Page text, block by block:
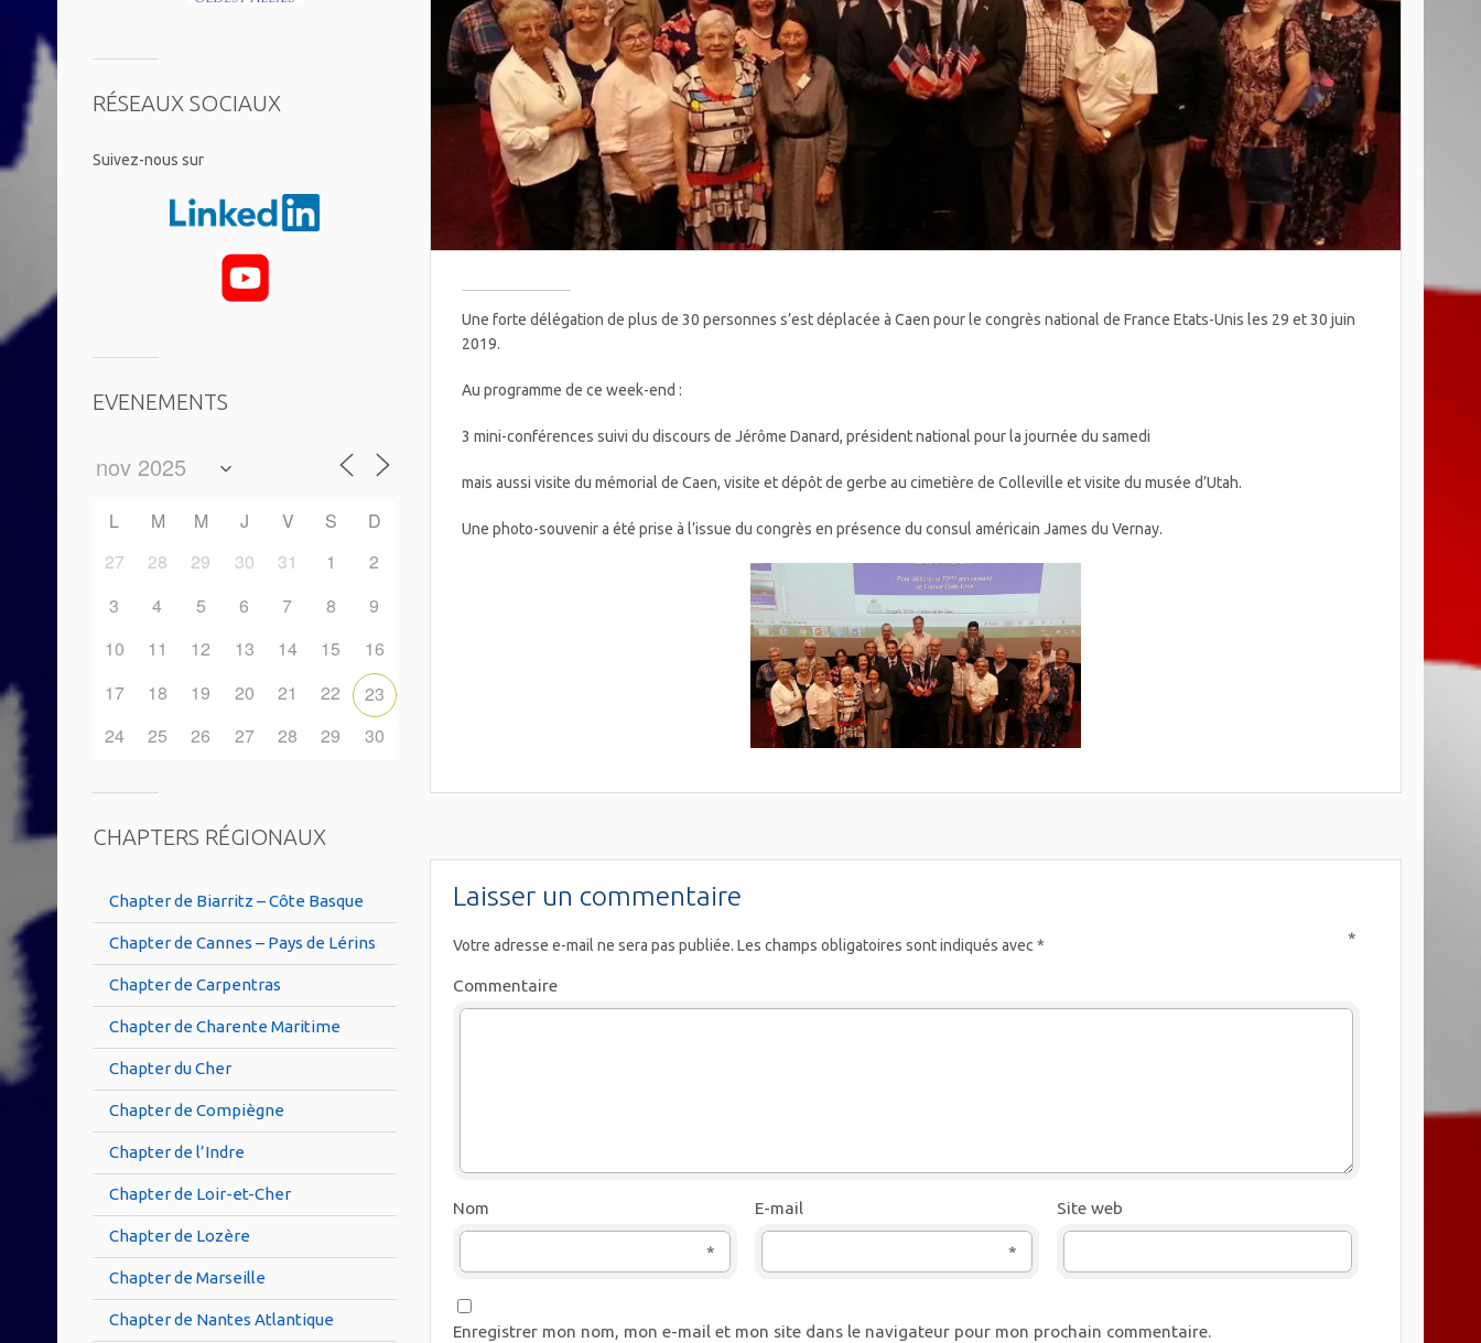
Une forte délégation de plus de 30 personnes s’est déplacée à Caen pour le congrès national de France Etats-Unis les 29 et 30 juin
2019.
Au programme de ce week-end :
3 mini-conférences suivi du discours de Jérôme Danard, président national pour la journée du samedi
mais aussi visite du mémorial de Caen, visite et dépôt de gerbe au cimetière de Colleville et visite du musée d’Utah.
Une photo-souvenir a été prise à l’issue du congrès en présence du consul américain James du Vernay.
Laisser un commentaire
Votre adresse e-mail ne sera pas publiée. Les champs obligatoires sont indiqués avec *
Commentaire
*
Nom
*
E-mail
*
Site web
Enregistrer mon nom, mon e-mail et mon site dans le navigateur pour mon prochain commentaire.
RÉSEAUX SOCIAUX
​Suivez-nous sur
EVENEMENTS
L M M J V S
D
27
28 29 30 31 1
2
3
4 5 6 7 8
9
10
11 12 13 14 15
16
17
18 19 20 21 22
23
24
25 26 27 28 29 30
CHAPTERS RÉGIONAUX
Chapter de Biarritz – Côte Basque
Chapter de Cannes – Pays de Lérins
Chapter de Carpentras
Chapter de Charente Maritime
Chapter du Cher
Chapter de Compiègne
Chapter de l’Indre
Chapter de Loir-et-Cher
Chapter de Lozère
Chapter de Marseille
Chapter de Nantes Atlantique